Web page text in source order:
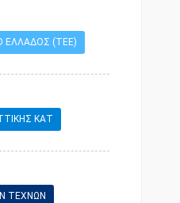
ΕΛΛΑΔΟΣ (ΤΕΕ)
ΚΑΤ
ΤΕΧΝΩΝ